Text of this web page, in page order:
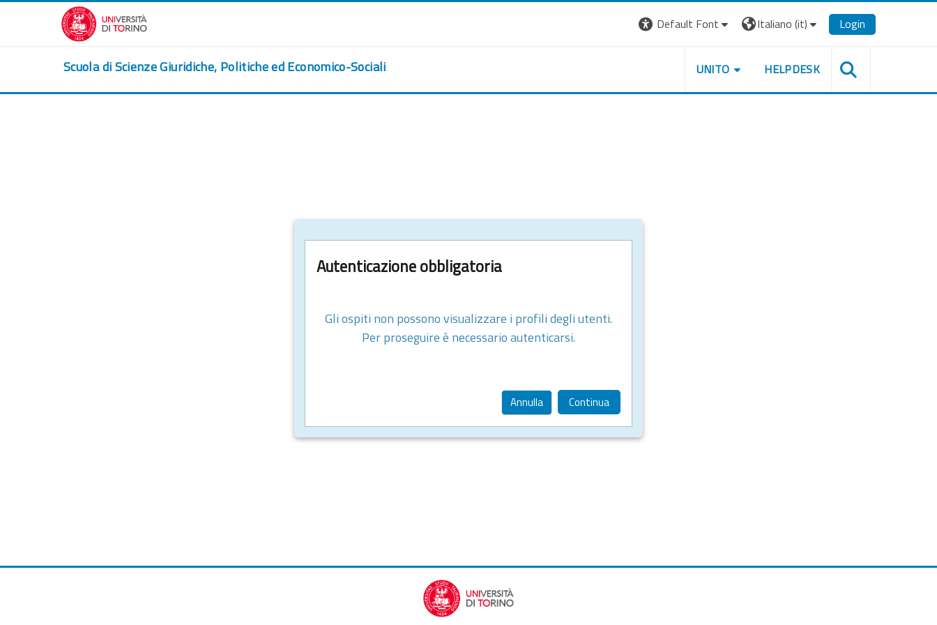
Vai al contenuto principale
Default Font
Italiano ‎(it)‎ Login
Scuola di Scienze Giuridiche, Politiche ed Economico-Sociali UNITO HELPDESK
Autenticazione obbligatoria
Gli ospiti non possono visualizzare i profili degli utenti.
Per proseguire è necessario autenticarsi.
Annulla Continua